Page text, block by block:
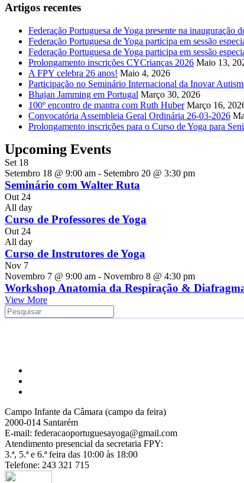
Artigos recentes
Federação Portuguesa de Yoga presente na
Federação Portuguesa de Yoga participa em sessão
Federação Portuguesa de Yoga participa em sessão
Prolongamento inscrições CYCrianças 2026 Maio 13,
A FPY celebra 26 anos! Maio 4, 2026
Participação no Seminário Internacional da Inovar
Bhajan Jamming em Portugal Março 30, 2026
100º encontro de mantra com Ruth Huber Março 16,
Convocatória Assembleia Geral Ordinária 26-03-2026
Prolongamento inscrições para o Curso de Yoga para
Upcoming Events
Set 18
Setembro 18 @ 9:00 am - Setembro 20 @ 3:30 pm
Seminário com Walter Ruta
Out 24
All day
Curso de Professores de Yoga
Out 24
All day
Curso de Instrutores de Yoga
Nov 7
Novembro 7 @ 9:00 am - Novembro 8 @ 4:30 pm
Workshop Anatomia da Respiração &
View More
Campo Infante da Câmara (campo da feira)
2000-014 Santarém
E-mail: federacaoportuguesayoga@gmail.com
Atendimento presencial da secretaria FPY:
3.ª, 5.ª e 6.ª feira das 10:00 às 18:00
Telefone: 243 321 715